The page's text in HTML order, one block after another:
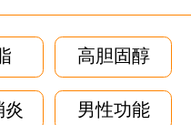
高胆固醇
炎 男性功能